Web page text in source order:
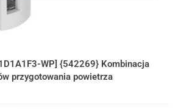
WP] {542269} Kombinacja
przygotowania powietrza